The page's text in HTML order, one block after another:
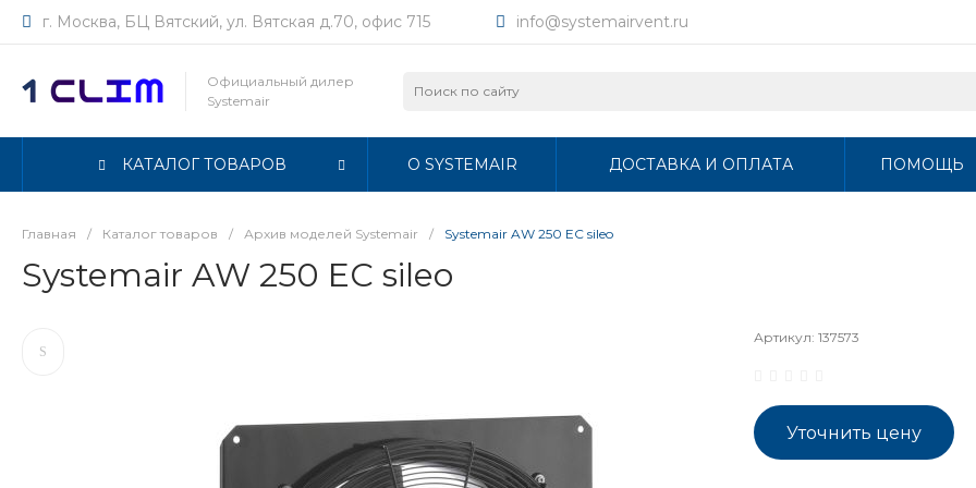
г. Москва, БЦ Вятский, ул. Вятская д.70, офис 715 info@systemairvent.ru
Официальный дилер
Systemair
КАТАЛОГ ТОВАРОВ О SYSTEMAIR ДОСТАВКА И ОПЛАТА ПОМОЩЬ
Главная / Каталог товаров / Архив моделей Systemair / Systemair AW 250 EC sileo
Systemair AW 250 EC sileo
Артикул: 137573
Уточнить цену